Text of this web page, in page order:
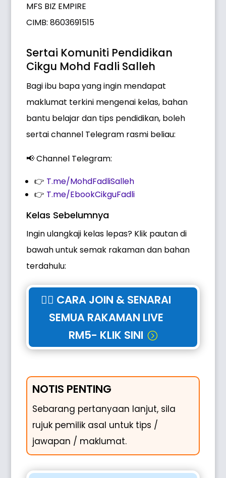
MFS BIZ EMPIRE
CIMB: 8603691515
Sertai Komuniti Pendidikan
Cikgu Mohd Fadli Salleh
Bagi ibu bapa yang ingin mendapat
maklumat terkini mengenai kelas, bahan
bantu belajar dan tips pendidikan, boleh
sertai channel Telegram rasmi beliau:
📢 Channel Telegram:
👉 T.me/MohdFadliSalleh
👉 T.me/EbookCikguFadli
Kelas Sebelumnya
Ingin ulangkaji kelas lepas? Klik pautan di
bawah untuk semak rakaman dan bahan
terdahulu:
👉🏻 CARA JOIN & SENARAI
SEMUA RAKAMAN LIVE
RM5- KLIK SINI
NOTIS PENTING
Sebarang pertanyaan lanjut, sila
rujuk pemilik asal untuk tips /
jawapan / maklumat.